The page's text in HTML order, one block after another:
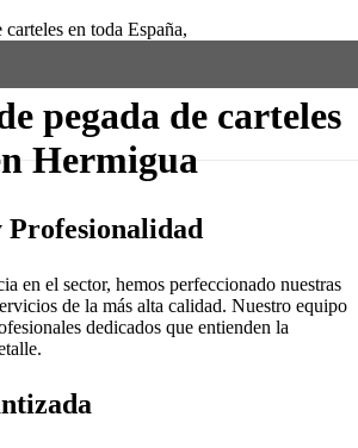
en toda España,
compromiso
pegada de carteles
Hermigua
en el sector, hemos perfeccionado nuestras
de la más alta calidad. Nuestro equipo
dedicados que entienden la